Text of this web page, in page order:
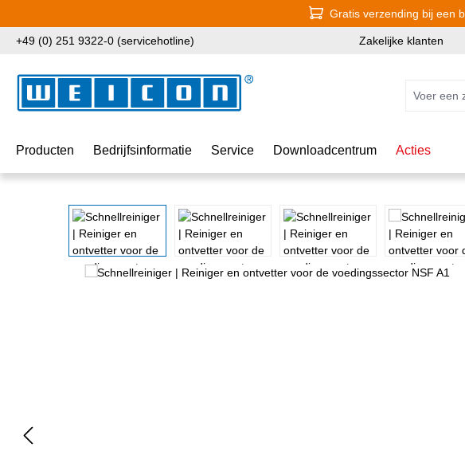
Gratis verzending bij een
+49 (0) 251 9322-0 (servicehotline) Zakelijke klanten
Producten Bedrijfsinformatie Service Downloadcentrum Acties
Afbeeldingengalerij overslaan